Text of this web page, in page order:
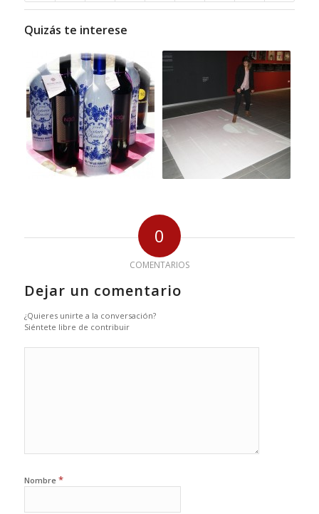
Quizás te interese
0
COMENTARIOS
Dejar un comentario
¿Quieres unirte a la conversación?
Siéntete libre de contribuir
Nombre *